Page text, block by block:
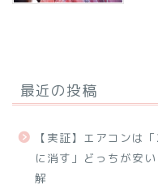
最近の投稿
【実証】エアコンは
に消す」どっちが安
解